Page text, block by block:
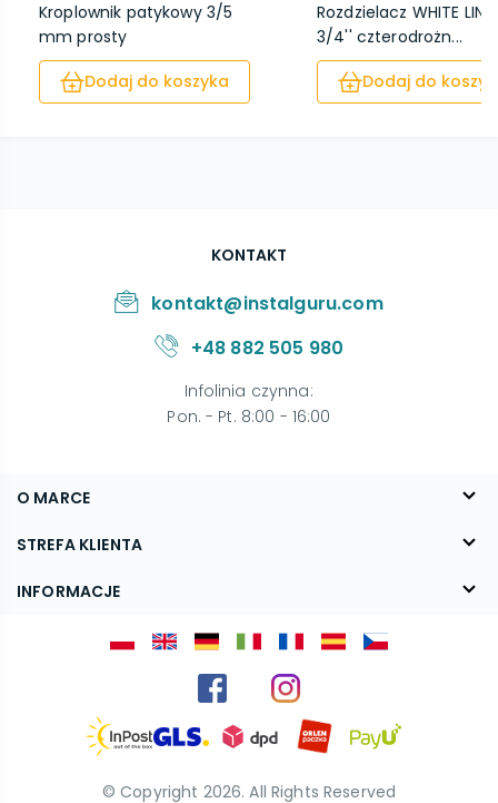
Kroplownik patykowy 3/5
mm prosty
Dodaj do koszyka
Rozdzielacz WHITE LINE
3/4'' czterodrożn...
Dodaj do
O MARCE
O nas
Blog
STREFA KLIENTA
FAQ
INFORMACJE
KONTAKT
kontakt@instalguru.com
+48 882 505 980
Infolinia czynna:
Pon. - Pt. 8:00 - 16:00
© Copyright 2026. All Rights Reserved